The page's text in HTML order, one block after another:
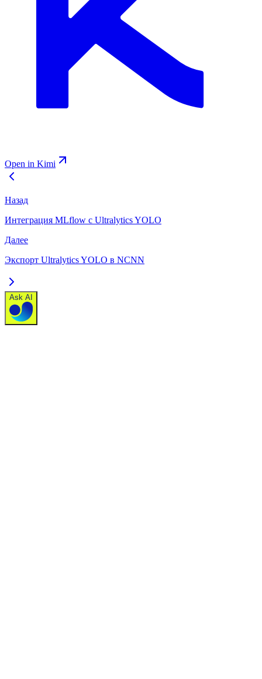
Open in Kimi
Назад
Интеграция MLflow с Ultralytics YOLO
Далее
Экспорт Ultralytics YOLO в NCNN
Ask AI